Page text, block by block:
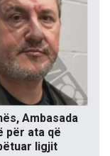
Ambasada
për ata që
ligjit